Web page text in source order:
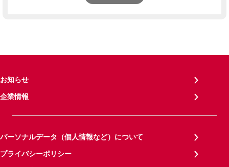
お知らせ
企業情報
パーソナルデータ（個人情報など）について
プライバシーポリシー